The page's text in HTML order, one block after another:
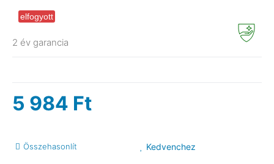
elfogyott
2 év garancia
5 984 Ft
Összehasonlít Kedvenchez